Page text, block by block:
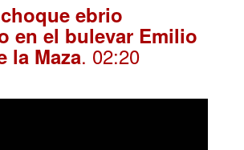
ebrio
en el bulevar Emilio
la Maza. 02:20